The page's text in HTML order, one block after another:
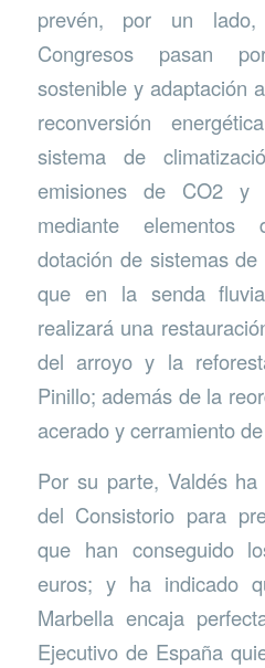
prevén, por un
Congresos pasan
sostenible y adaptación
reconversión
sistema de
emisiones de CO2 y
mediante
dotación de sistemas
que en la senda
realizará una
del arroyo y la
Pinillo; además de la
acerado y cerramiento
Por su parte, Valdés
del Consistorio para
que han conseguido
euros; y ha indicado
Marbella encaja
Ejecutivo de España